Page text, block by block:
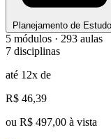
Planejamento de
5 módulos · 293 aulas
7 disciplinas
até 12x de
R$ 46,39
ou R$ 497,00 à vista